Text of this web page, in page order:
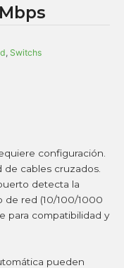
, Switchs
configuración.
cables cruzados.
detecta la
de red (10/100/1000
para compatibilidad y
pueden